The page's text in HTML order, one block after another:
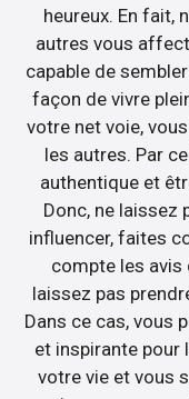
heureux. En fait,
autres vous
capable de
façon de vivre
votre net voie,
les autres. Par
authentique et
Donc, ne laissez
influencer, faites
compte les avis
laissez pas
Dans ce cas, vous
et inspirante pour
votre vie et vous